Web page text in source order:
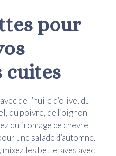
pour
cuites
de l’huile d’olive, du
du poivre, de l’oignon
du fromage de chèvre
une salade d’automne.
les betteraves avec